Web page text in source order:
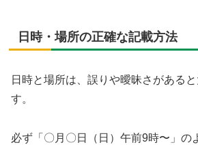
日時・場所の正確な記載方法
日時と場所は、誤りや曖昧さがある
す。
必ず「〇月〇日（日）午前9時〜」の